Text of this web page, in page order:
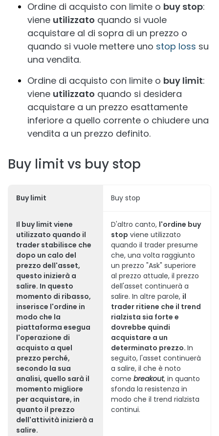
Ordine di acquisto con limite o buy stop:
viene utilizzato quando si vuole
acquistare al di sopra di un prezzo o
quando si vuole mettere uno stop loss su
una vendita.
Ordine di acquisto con limite o buy limit:
viene utilizzato quando si desidera
acquistare a un prezzo esattamente
inferiore a quello corrente o chiudere una
vendita a un prezzo definito.
Buy limit vs buy stop
Buy limit Buy stop
Il buy limit viene
utilizzato quando il
trader stabilisce che
dopo un calo del
prezzo dell'asset,
questo inizierà a
salire. In questo
momento di ribasso,
inserisce l'ordine in
modo che la
piattaforma esegua
l'operazione di
acquisto a quel
prezzo perché,
secondo la sua
analisi, quello sarà il
momento migliore
per acquistare, in
quanto il prezzo
dell'attività inizierà a
salire.
D'altro canto, l'ordine buy
stop viene utilizzato
quando il trader presume
che, una volta raggiunto
un prezzo "Ask" superiore
al prezzo attuale, il prezzo
dell'asset continuerà a
salire. In altre parole, il
trader ritiene che il trend
rialzista sia forte e
dovrebbe quindi
acquistare a un
determinato prezzo. In
seguito, l'asset continuerà
a salire, il che è noto
come breakout, in quanto
sfonda la resistenza in
modo che il trend rialzista
continui.